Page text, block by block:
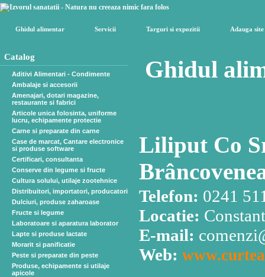
Ghidul alimentar Servicii Targuri si expozitii Adauga site
Catalog
Aditivi Alimentari - Condimente
Ambalaje si accesorii
Amenajari, dotari magazine,
restaurante si fabrici
Articole unica folosinta, uniforme
lucru, echipamente protectie
Carne si preparate din carne
Case de marcat, Cantare electronice
si produse software
Certificari, consultanta
Conserve din legume si fructe
Cultura solului, utilaje zootehnice
Distribuitori, importatori, producatori
Dulciuri, produse zaharoase
Fructe si legume
Laboratoare si aparatura laborator
Lapte si produse lactate
Morarit si panificatie
Peste si preparate din peste
Produse, echipamente si utilaje
apicole
Ghidul
Liliput Co
Telefon: 0241
Locatie:
E-mail:
Web: